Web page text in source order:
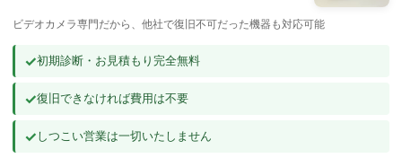
よくあるご質問
ビデオカメラ専門だから、他社で復旧不可だった機器も対応可能
✓初期診断・お見積もり完全無料
✓復旧できなければ費用は不要
✓しつこい営業は一切いたしません